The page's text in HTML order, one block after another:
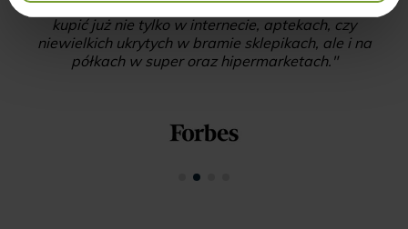
rozrosła się w szybkim tempie. Co więcej, można je
kupić już nie tylko w internecie, aptekach, czy
niewielkich ukrytych w bramie sklepikach, ale i na
półkach w super oraz hipermarketach."